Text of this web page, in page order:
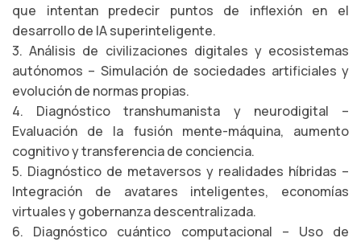
que intentan predecir puntos de inflexión en el
desarrollo de IA superinteligente.
3. Análisis de civilizaciones digitales y ecosistemas
autónomos – Simulación de sociedades artificiales y
evolución de normas propias.
4. Diagnóstico transhumanista y neurodigital –
Evaluación de la fusión mente-máquina, aumento
cognitivo y transferencia de conciencia.
5. Diagnóstico de metaversos y realidades híbridas –
Integración de avatares inteligentes, economías
virtuales y gobernanza descentralizada.
6. Diagnóstico cuántico computacional – Uso de